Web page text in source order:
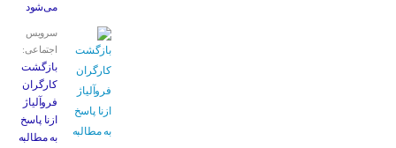
می‌شود
سرویس
اجتماعی:
بازگشت
کارگران
فروآلیاژ
ازنا پاسخ
به مطالبه